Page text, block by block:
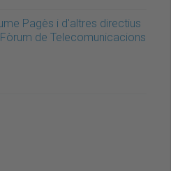
Pagès i d'altres directius
de Telecomunicacions